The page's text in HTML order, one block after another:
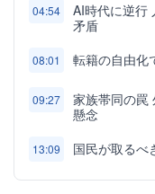
04:54
AI時代に逆行
矛盾
08:01 転籍の自由化
09:27
家族帯同の罠
懸念
13:09 国民が取るべ